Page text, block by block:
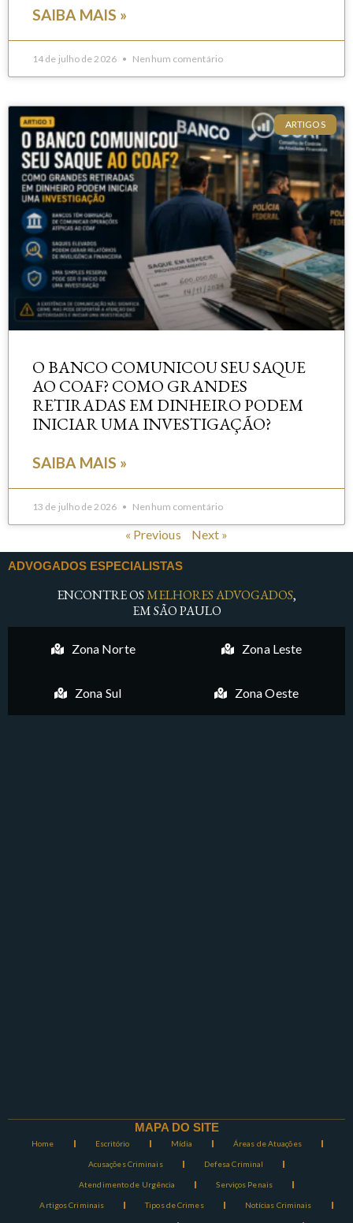
SAIBA MAIS »
14 de julho de 2026 Nenhum comentário
ARTIGOS
O BANCO COMUNICOU SEU SAQUE
AO COAF? COMO GRANDES
RETIRADAS EM DINHEIRO PODEM
INICIAR UMA INVESTIGAÇÃO?
SAIBA MAIS »
13 de julho de 2026 Nenhum comentário
« Previous Next »
ADVOGADOS ESPECIALISTAS
ENCONTRE OSMELHORES ADVOGADOS,
EM SÃO PAULO
Zona Norte Zona Leste
Zona Sul Zona Oeste
MAPA DO SITE
Home Escritório Mídia Áreas de Atuações
Acusações Criminais Defesa Criminal
Atendimento de Urgência Serviços Penais
Artigos Criminais Tipos de Crimes Notícias Criminais